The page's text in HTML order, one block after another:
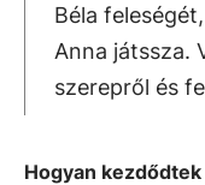
Béla
Anna játssza.
szerepről és
Hogyan